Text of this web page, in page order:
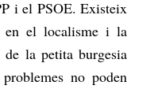
i el PSOE. Existeix
en el localisme i la
la petita burgesia
no poden